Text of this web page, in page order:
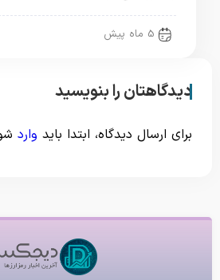
5 ماه پیش
دیدگاهتان را بنویسید
برای ارسال دیدگاه، ابتدا باید وارد